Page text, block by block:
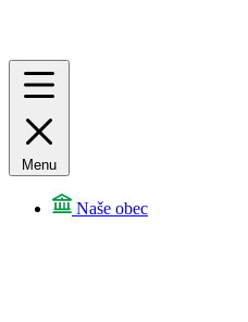
Menu
Naše obec